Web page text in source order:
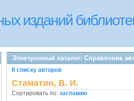
изданий
Электронный каталог: Справочник
К списку авторов
Стаматин, В. И.
Сортировать по: заглавию